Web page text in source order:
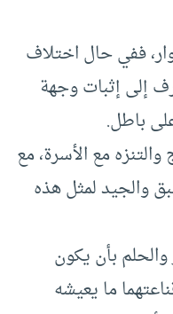
ففي حال اختلاف
إلى إثبات وجهة
باطل.
مع الأسرة، مع
والجيد لمثل هذه
والحلم بأن يكون
ما يعيشه